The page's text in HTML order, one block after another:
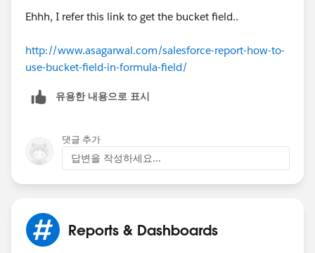
Ehhh, I refer this link to get the bucket field..
http://www.asagarwal.com/salesforce-report-how-to-
use-bucket-field-in-formula-field/
유용한 내용으로 표시
댓글 추가
답변을 작성하세요...
Reports & Dashboards